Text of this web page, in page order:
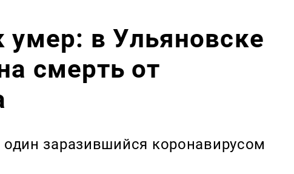
умер: в Ульяновске
смерть от
заразившийся коронавирусом